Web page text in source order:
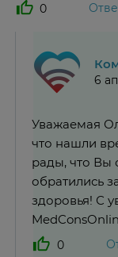
0
6
Уважаемая
что нашли
рады, что Вы
обратились
здоровья! С
0